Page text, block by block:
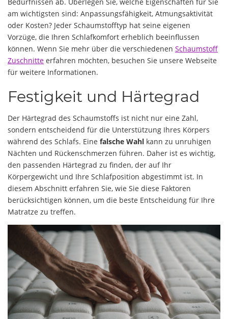
am wichtigsten sind: Anpassungsfähigkeit, Atmungsaktivität
oder Kosten? Jeder Schaumstofftyp hat seine eigenen
Vorzüge, die Ihren Schlafkomfort erheblich beeinflussen
können. Wenn Sie mehr über die verschiedenen Schaumstoff
Zuschnitte erfahren möchten, besuchen Sie unsere Webseite
für weitere Informationen.
Festigkeit und Härtegrad
Der Härtegrad des Schaumstoffs ist nicht nur eine Zahl,
sondern entscheidend für die Unterstützung Ihres Körpers
während des Schlafs. Eine falsche Wahl kann zu unruhigen
Nächten und Rückenschmerzen führen. Daher ist es wichtig,
den passenden Härtegrad zu finden, der auf Ihr
Körpergewicht und Ihre Schlafposition abgestimmt ist. In
diesem Abschnitt erfahren Sie, wie Sie diese Faktoren
berücksichtigen können, um die beste Entscheidung für Ihre
Matratze zu treffen.